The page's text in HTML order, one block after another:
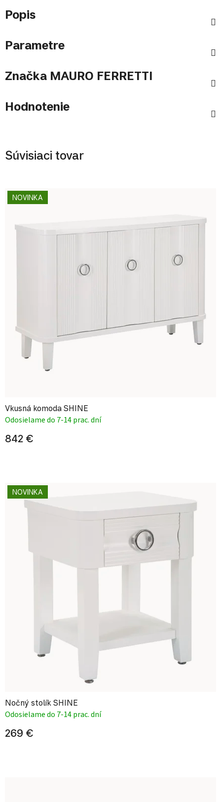
Popis
Parametre
Značka MAURO FERRETTI
Hodnotenie
Súvisiaci tovar
NOVINKA
Vkusná komoda SHINE
Odosielame do 7-14 prac. dní
842 €
NOVINKA
Nočný stolík SHINE
Odosielame do 7-14 prac. dní
269 €